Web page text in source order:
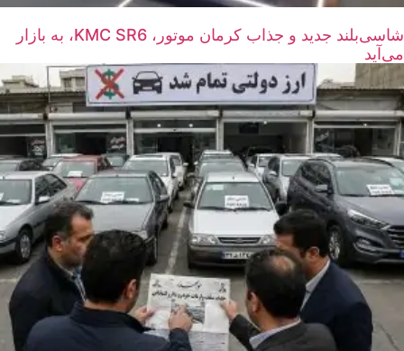
شاسی‌بلند جدید و جذاب کرمان موتور، KMC SR6، به بازار
می‌آید